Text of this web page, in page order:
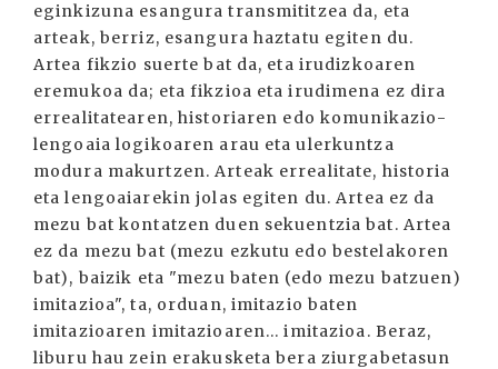
eginkizuna esangura transmititzea da, eta
arteak, berriz, esangura haztatu egiten du.
Artea fikzio suerte bat da, eta irudizkoaren
eremukoa da; eta fikzioa eta irudimena ez dira
errealitatearen, historiaren edo komunikazio-
lengoaia logikoaren arau eta ulerkuntza
modura makurtzen. Arteak errealitate, historia
eta lengoaiarekin jolas egiten du. Artea ez da
mezu bat kontatzen duen sekuentzia bat. Artea
ez da mezu bat (mezu ezkutu edo bestelakoren
bat), baizik eta "mezu baten (edo mezu batzuen)
imitazioa", ta, orduan, imitazio baten
imitazioaren imitazioaren... imitazioa. Beraz,
liburu hau zein erakusketa bera ziurgabetasun